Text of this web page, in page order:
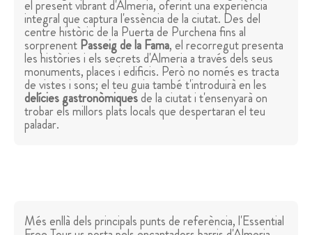
el present vibrant d'Almeria, oferint una experiència
integral que captura l'essència de la ciutat. Des del
centre històric de la Puerta de Purchena fins al
sorprenentPasseig de la Fama, el recorregut presenta
les històries i els secrets d'Almeria a través dels seus
monuments, places i edificis. Però no només es tracta
de vistes i sons; el teu guia també t'introduirà en les
delícies gastronòmiquesde la ciutat i t'ensenyarà on
trobar els millors plats locals que despertaran el teu
paladar.
Més enllà dels principals punts de referència, l'Essential